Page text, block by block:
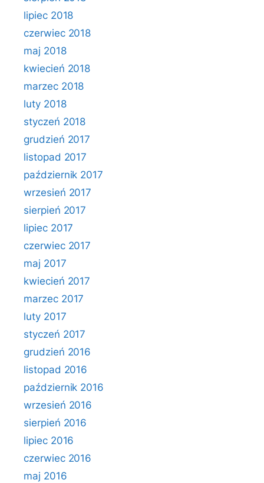
lipiec 2018
czerwiec 2018
maj 2018
kwiecień 2018
marzec 2018
luty 2018
styczeń 2018
grudzień 2017
listopad 2017
październik 2017
wrzesień 2017
sierpień 2017
lipiec 2017
czerwiec 2017
maj 2017
kwiecień 2017
marzec 2017
luty 2017
styczeń 2017
grudzień 2016
listopad 2016
październik 2016
wrzesień 2016
sierpień 2016
lipiec 2016
czerwiec 2016
maj 2016